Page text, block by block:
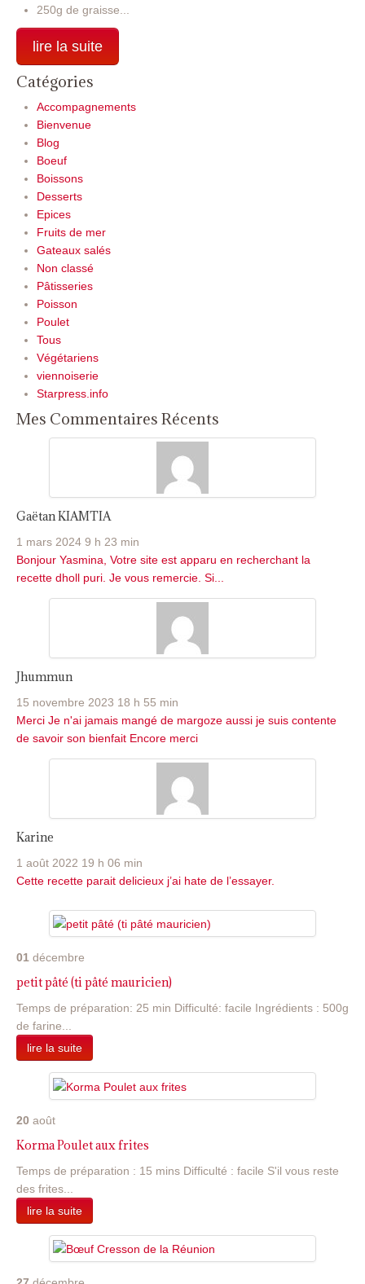
250g de graisse...
lire la suite
Catégories
Accompagnements
Bienvenue
Blog
Boeuf
Boissons
Desserts
Epices
Fruits de mer
Gateaux salés
Non classé
Pâtisseries
Poisson
Poulet
Tous
Végétariens
viennoiserie
Starpress.info
Mes Commentaires Récents
Gaëtan KIAMTIA
1 mars 2024 9 h 23 min
Bonjour Yasmina, Votre site est apparu en recherchant la
recette dholl puri. Je vous remercie. Si...
Jhummun
15 novembre 2023 18 h 55 min
Merci Je n'ai jamais mangé de margoze aussi je suis contente
de savoir son bienfait Encore merci
Karine
1 août 2022 19 h 06 min
Cette recette parait delicieux j’ai hate de l’essayer.
01 décembre
petit pâté (ti pâté mauricien)
Temps de préparation: 25 min Difficulté: facile Ingrédients : 500g
de farine...
lire la suite
20 août
Korma Poulet aux frites
Temps de préparation : 15 mins Difficulté : facile S'il vous reste
des frites...
lire la suite